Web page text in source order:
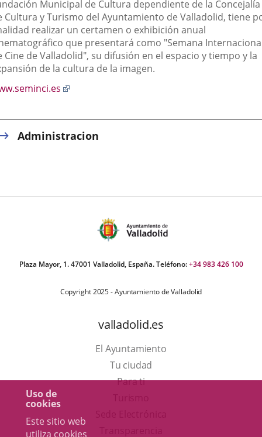
Uso de
cookies
Este sitio web
utiliza cookies
Municipal de Cultura dependiente de la Concejalía
Cultura y Turismo del Ayuntamiento de Valladolid, tiene
realizar un certamen o exhibición anual
que presentará como "Semana
Cine de Valladolid", su difusión en el espacio y tiempo y la
de la cultura de la imagen.
externa.
Administracion
Plaza Mayor, 1. 47001 Valladolid, España. Teléfono:+34 983 426 100
Copyright 2025 - Ayuntamiento de Valladolid
valladolid.es
El Ayuntamiento
Tu ciudad
Para ti